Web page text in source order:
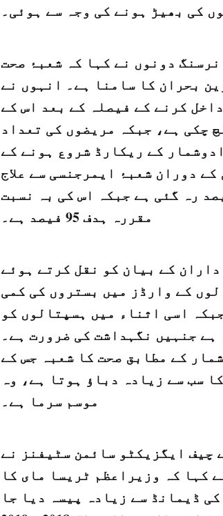
کی بھیڑ ہونے کی وجہ سے ہوئی۔
دونوں نے کہا کہ شعبۂ صحت
بحران کا سامنا ہے۔ انہوں نے
کرنے کے فیصلہ کے بعد اس کے
چکی ہے، جبکہ مریضوں کی تعداد
کے ریکارڈ شروع ہونے کے
دوران شعبۂ ایمرجنسی سے علاج
والے لوگوں کی تعداد 4٫88 فیصد رہ گئی ہے جبکہ اس کی بہ نسبت
مقررہ ہدف 95 فیصد ہے۔
کے بیان کو نقل کرتے ہوئے
کے وارڈز میں بستروں کی کمی
جبکہ اسی اثناء میں ہسپتالوں کو
جنہیں نگہداشت کی ضرورت ہے۔
کے مطابق صحت کا شعبہ جس کے
سب سے زیادہ دباؤ ہوتا ہے، وہ
موسم سرما ہے۔
چیف ایگزیکٹو سائمن سٹیفنز نے
کہا کہ وزیراعظم ٹریسا مای کا
ڈیمانڈ سے زیادہ پیسہ دیا جا